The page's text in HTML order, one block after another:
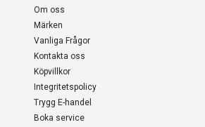
Om oss
Märken
Vanliga Frågor
Kontakta oss
Köpvillkor
Integritetspolicy
Trygg E-handel
Boka service